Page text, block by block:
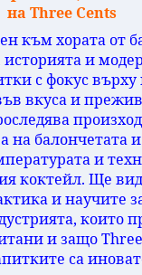
на Three Cents
към хората от
историята и
с фокус
вкуса и
на балончетата
и
коктейл. Ще
и научите
които
и защо
са